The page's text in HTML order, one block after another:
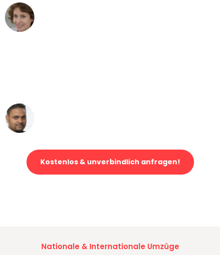
Kostenlos & unverbindlich anfragen!
Nationale & Internationale Umzüge